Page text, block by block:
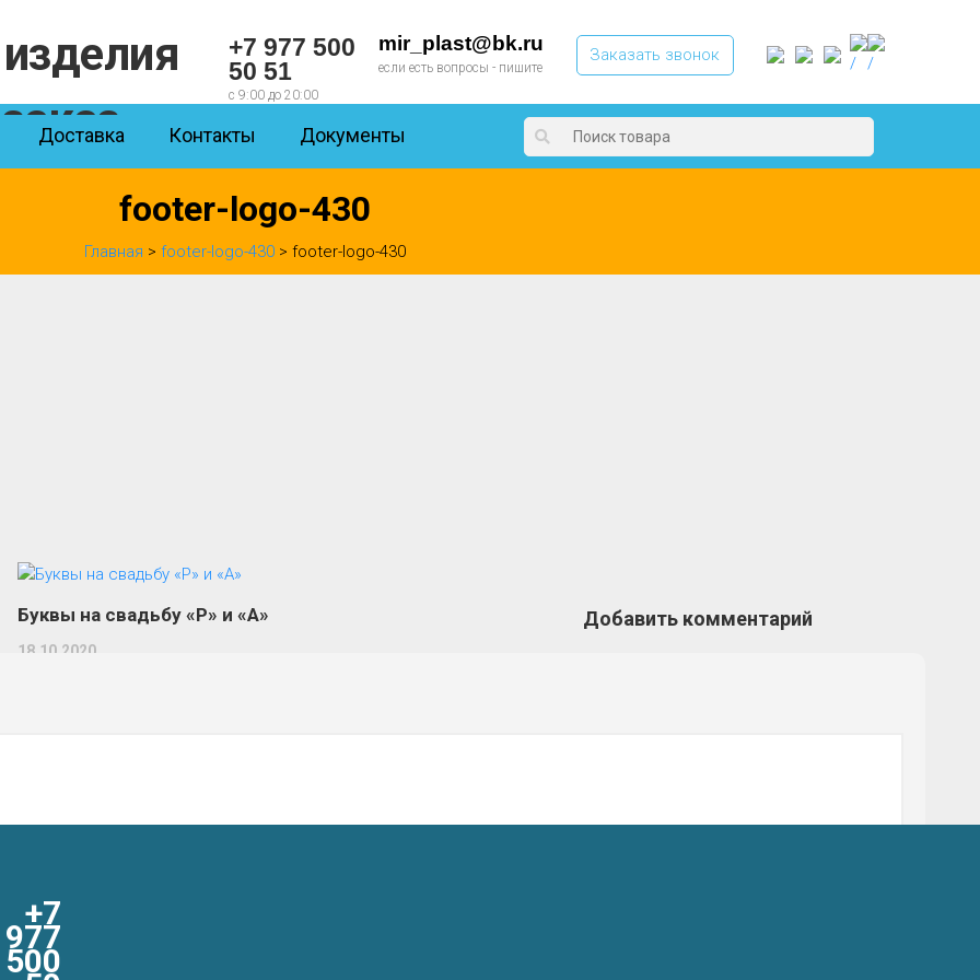
+7 977 500
50 51
с 9:00 до 20:00
mir_plast@bk.ru
если есть вопросы - пишите
Заказать звонок
Доставка Контакты Документы
footer-logo-430
Главная > footer-logo-430 > footer-logo-430
Буквы на свадьбу «Р» и «А»
18.10.2020
Добавить комментарий
+7
977
500